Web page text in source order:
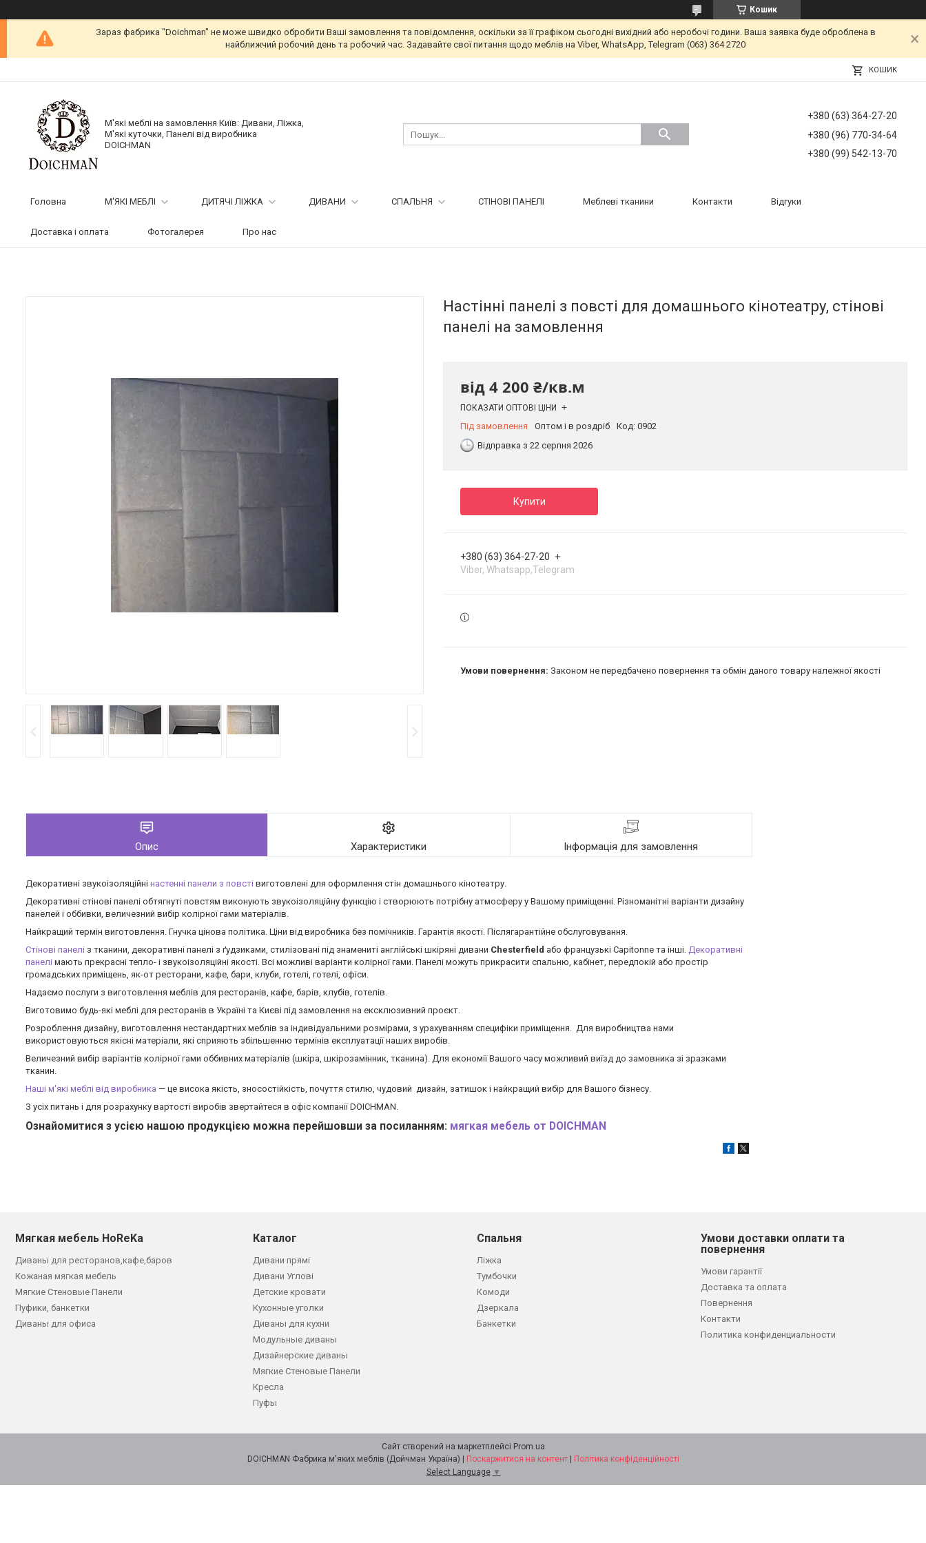
Кошик
Зараз фабрика "Doichman" не може швидко обробити Ваші замовлення та повідомлення, оскільки за її графіком сьогодні вихідний або неробочі години. Ваша заявка буде оброблена в
найближчий робочий день та робочий час. Задавайте свої питання щодо меблів на Viber, WhatsApp, Telegram (063) 364 2720
КОШИК
М'які меблі на замовлення Київ: Дивани, Ліжка,
М'які куточки, Панелі від виробника
DOICHMAN
+380 (63) 364-27-20
+380 (96) 770-34-64
+380 (99) 542-13-70
Головна М'ЯКІ МЕБЛІ ДИТЯЧІ ЛІЖКА ДИВАНИ СПАЛЬНЯ СТІНОВІ ПАНЕЛІ Меблеві тканини Контакти Відгуки
Доставка і оплата Фотогалерея Про нас
Настінні панелі з повсті для домашнього кінотеатру, стінові
панелі на замовлення
від 4 200 ₴/кв.м
ПОКАЗАТИ ОПТОВІ ЦІНИ
Під замовлення Оптом і в роздріб Код: 0902
Відправка з 22 серпня 2026
Купити
+380 (63) 364-27-20
Viber, Whatsapp,Telegram
Законом не передбачено повернення та обмін даного товару належної якості
Опис Характеристики Інформація для замовлення
Декоративні звукоізоляційні настенні панели з повсті виготовлені для оформлення стін домашнього кінотеатру.
Декоративні стінові панелі обтягнуті повстям виконують звукоізоляційну функцію і створюють потрібну атмосферу у Вашому приміщенні. Різноманітні варіанти дизайну
панелей і оббивки, величезний вибір колірної гами матеріалів.
Найкращий термін виготовлення. Гнучка цінова політика. Ціни від виробника без помічників. Гарантія якості. Післягарантійне обслуговування.
Стінові панелі з тканини, декоративні панелі з ґудзиками, стилізовані під знамениті англійські шкіряні дивани Chesterfield або французькі Capitonne та інші. Декоративні
панелі мають прекрасні тепло- і звукоізоляційні якості. Всі можливі варіанти колірної гами. Панелі можуть прикрасити спальню, кабінет, передпокій або простір
громадських приміщень, як-от ресторани, кафе, бари, клуби, готелі, готелі, офіси.
Надаємо послуги з виготовлення меблів для ресторанів, кафе, барів, клубів, готелів.
Виготовимо будь-які меблі для ресторанів в Україні та Києві під замовлення на ексклюзивний проєкт.
Розроблення дизайну, виготовлення нестандартних меблів за індивідуальними розмірами, з урахуванням специфіки приміщення. Для виробництва нами
використовуються якісні матеріали, які сприяють збільшенню термінів експлуатації наших виробів.
Величезний вибір варіантів колірної гами оббивних матеріалів (шкіра, шкірозамінник, тканина). Для економії Вашого часу можливий виїзд до замовника зі зразками
тканин.
Наші м'які меблі від виробника — це висока якість, зносостійкість, почуття стилю, чудовий дизайн, затишок і найкращий вибір для Вашого бізнесу.
З усіх питань і для розрахунку вартості виробів звертайтеся в офіс компанії DOICHMAN.
Ознайомитися з усією нашою продукцією можна перейшовши за посиланням: мягкая мебель от DOICHMAN
Мягкая мебель HoReKa
Диваны для ресторанов,кафе,баров
Кожаная мягкая мебель
Мягкие Стеновые Панели
Пуфики, банкетки
Диваны для офиса
Каталог
Дивани прямі
Дивани Углові
Детские кровати
Кухонные уголки
Диваны для кухни
Модульные диваны
Дизайнерские диваны
Мягкие Стеновые Панели
Кресла
Пуфы
Спальня
Ліжка
Тумбочки
Комоди
Дзеркала
Банкетки
Умови доставки оплати та
повернення
Умови гарантії
Доставка та оплата
Повернення
Контакти
Политика конфиденциальности
Сайт створений на маркетплейсі Prom.ua
Поскаржитися на контент
Політика конфіденційності
Select Language ▼